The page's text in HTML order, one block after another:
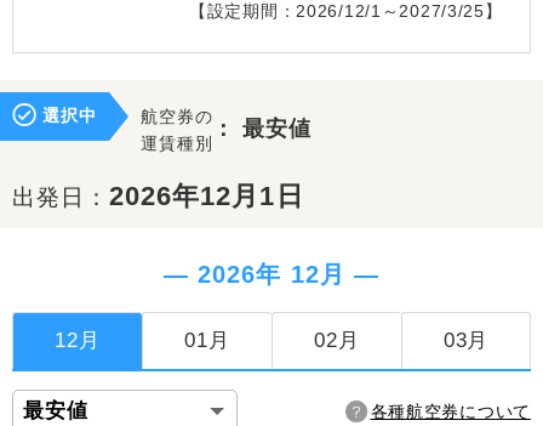
【設定期間：2026/12/1～2027/3/25】
選択中
航空券の
運賃種別
：最安値
出発日： 2026年12月1日
― 2026年 12月 ―
12月 01月 02月 03月
各種航空券について